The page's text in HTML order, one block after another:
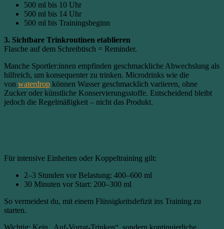
500 ml bis 10 Uhr
500 ml bis 14 Uhr
500 ml bis Trainingsbeginn
3. Sichtbare Trinkroutinen etablieren
Flasche auf dem Schreibtisch = Reminder.
Manche Sportler:innen empfinden geschmackliche Abwechslung als
hilfreich, um konsequenter zu trinken. Microdrinks wie die
von waterdrop können Wasser geschmacklich variieren, ohne
Zucker oder künstliche Konservierungsstoffe. Entscheidend bleibt
jedoch die Regelmäßigkeit – nicht das Produkt.
Für intensive Einheiten oder Koppeltraining gilt:
2–3 Stunden vor Belastung: 400–600 ml
30 Minuten vor Start: 200–300 ml
So vermeidest du, mit einem Flüssigkeitsdefizit ins Training zu
starten.
Wichtig: Kein „Auf-Vorrat-Trinken“, sondern kontinuierliche